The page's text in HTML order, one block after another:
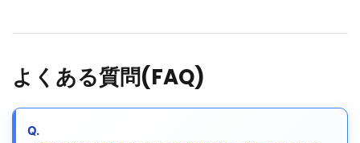
よくある質問(FAQ)
Q.